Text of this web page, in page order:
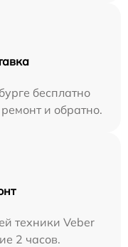
бесплатно
и обратно.
техники Veber
2 часов.